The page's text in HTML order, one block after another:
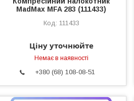
MadMax MFA 283 (111433)
111433
Ціну уточнюйте
Немає в наявності
+380 (68) 108-08-51